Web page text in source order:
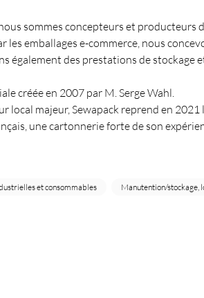
sommes concepteurs et producteurs
les emballages e-commerce, nous
également des prestations de stockage
créée en 2007 par M. Serge Wahl.
local majeur, Sewapack reprend en
une cartonnerie forte de son
et consommables Manutention/stockage,